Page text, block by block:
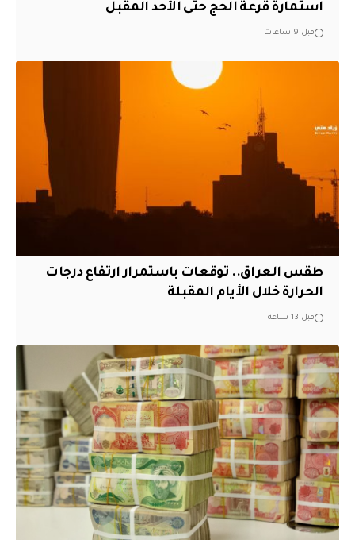
استمارة قرعة الحج حتى الأحد المقبل
قبل 9 ساعات
طقس العراق.. توقعات باستمرار ارتفاع درجات
الحرارة خلال الأيام المقبلة
قبل 13 ساعة